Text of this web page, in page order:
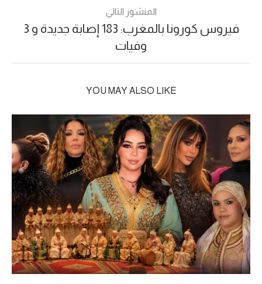
المنشور التالي
فيروس كورونا بالمغرب: 183 إصابة جديدة و 3
وفيات
YOU MAY ALSO LIKE